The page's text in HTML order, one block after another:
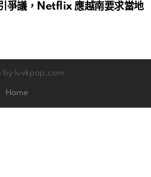
爭議，Netflix 應越南要求當地
luvkpop.com
Home